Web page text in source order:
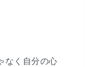
なく自分の心